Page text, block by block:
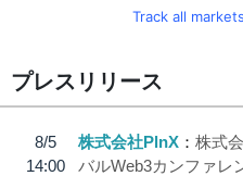
Track all
プレスリリース
8/5
14:00
株式会社PlnX
株式
バルWeb3カンファレ